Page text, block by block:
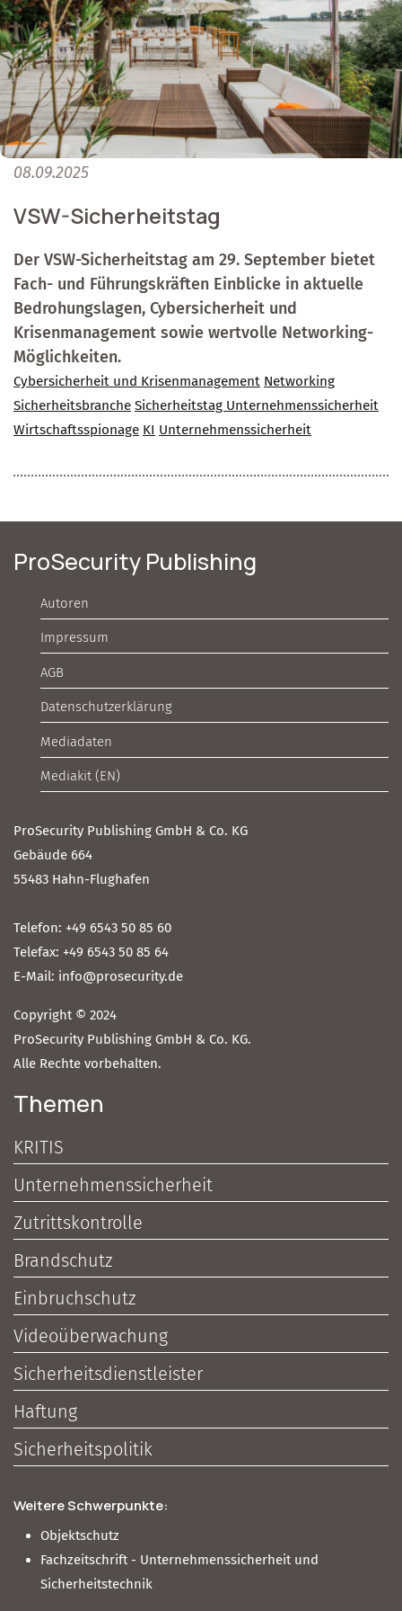
08.09.2025
VSW-Sicherheitstag
Der VSW-Sicherheitstag am 29. September bietet
Fach- und Führungskräften Einblicke in aktuelle
Bedrohungslagen, Cybersicherheit und
Krisenmanagement sowie wertvolle Networking-
Möglichkeiten.
Cybersicherheit und Krisenmanagement Networking
Sicherheitsbranche Sicherheitstag Unternehmenssicherheit
Wirtschaftsspionage KI Unternehmenssicherheit
ProSecurity Publishing
Autoren
Impressum
AGB
Datenschutzerklärung
Mediadaten
Mediakit (EN)
ProSecurity Publishing GmbH & Co. KG
Gebäude 664
55483 Hahn-Flughafen
Telefon: +49 6543 50 85 60
Telefax: +49 6543 50 85 64
E-Mail: info@prosecurity.de
Copyright © 2024
ProSecurity Publishing GmbH & Co. KG.
Alle Rechte vorbehalten.
Themen
KRITIS
Unternehmenssicherheit
Zutrittskontrolle
Brandschutz
Einbruchschutz
Videoüberwachung
Sicherheitsdienstleister
Haftung
Sicherheitspolitik
Weitere Schwerpunkte:
Objektschutz
Fachzeitschrift - Unternehmenssicherheit und
Sicherheitstechnik